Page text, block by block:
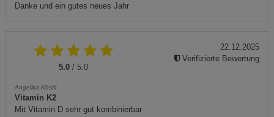
Danke und ein gutes neues Jahr
5.0 / 5.0
Angelika Köstli
Vitamin K2
Mit Vitamin D sehr gut kombinierbar
22.12.2025
Verifizierte Bewertung